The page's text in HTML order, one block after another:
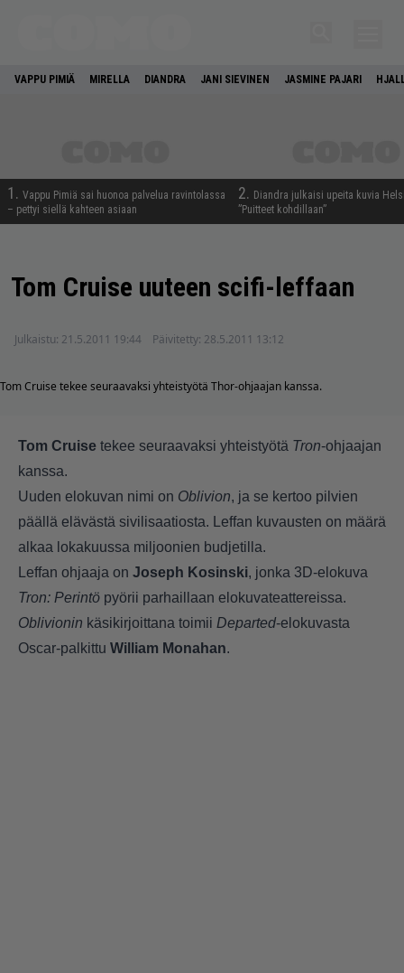
VAPPU PIMIÄ MIRELLA DIANDRA JANI SIEVINEN JASMINE PAJARI
1. Vappu Pimiä sai huonoa palvelua ravintolassa
– pettyi siellä kahteen asiaan
2. Diandra julkaisi upeita kuvia
”Puitteet kohdillaan”
Tom Cruise uuteen scifi-leffaan
Julkaistu: 21.5.2011 19:44 Päivitetty: 28.5.2011 13:12
Tom Cruise tekee seuraavaksi yhteistyötä Thor-ohjaajan kanssa.
Tom Cruise tekee seuraavaksi yhteistyötä Tron-ohjaajan
kanssa.
Uuden elokuvan nimi on Oblivion, ja se kertoo pilvien
päällä elävästä sivilisaatiosta. Leffan kuvausten on määrä
alkaa lokakuussa miljoonien budjetilla.
Leffan ohjaaja on Joseph Kosinski, jonka 3D-elokuva
Tron: Perintö pyörii parhaillaan elokuvateattereissa.
Oblivionin käsikirjoittana toimii Departed-elokuvasta
Oscar-palkittu William Monahan.